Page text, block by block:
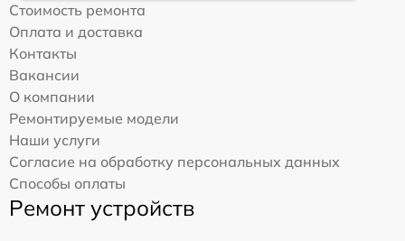
Стоимость ремонта
Оплата и доставка
Контакты
Вакансии
О компании
Ремонтируемые модели
Наши услуги
Согласие на обработку персональных данных
Способы оплаты
Ремонт устройств